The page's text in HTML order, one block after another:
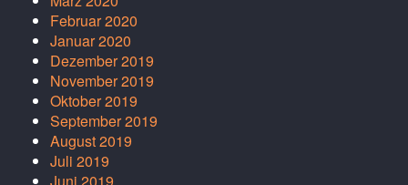
Februar 2020
Januar 2020
Dezember 2019
November 2019
Oktober 2019
September 2019
August 2019
Juli 2019